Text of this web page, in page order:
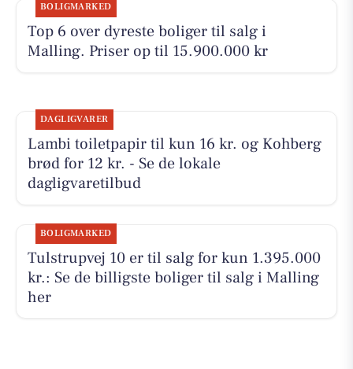
BOLIGMARKED
Top 6 over dyreste boliger til salg i
Malling. Priser op til 15.900.000 kr
DAGLIGVARER
Lambi toiletpapir til kun 16 kr. og Kohberg
brød for 12 kr. - Se de lokale
dagligvaretilbud
BOLIGMARKED
Tulstrupvej 10 er til salg for kun 1.395.000
kr.: Se de billigste boliger til salg i Malling
her